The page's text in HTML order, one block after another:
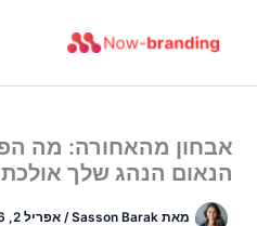
אבחון מהאחורה: מה
הנאום הנהג שלך אולכת
מאתSasson Barak
/אפריל 2, 2026